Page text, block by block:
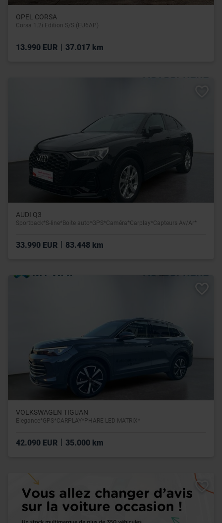
OPEL CORSA
Corsa 1.2i Edition S/S (EU6AP)
13.990 EUR | 37.017 km
AUDI Q3
Sportback*S-line*Boite auto*GPS*Caméra*Carplay*Capteurs Av/Ar*
33.990 EUR 83.448 km
VOLKSWAGEN TIGUAN
Elegance*GPS*CARPLAY*PHARE LED MATRIX*
42.090 EUR | 35.000 km